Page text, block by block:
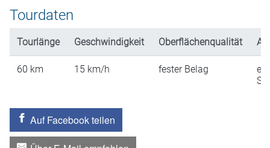
Tourdaten
Tourlänge Geschwindigkeit Oberflächenqualität
60 km 15 km/h fester Belag
Auf Facebook teilen